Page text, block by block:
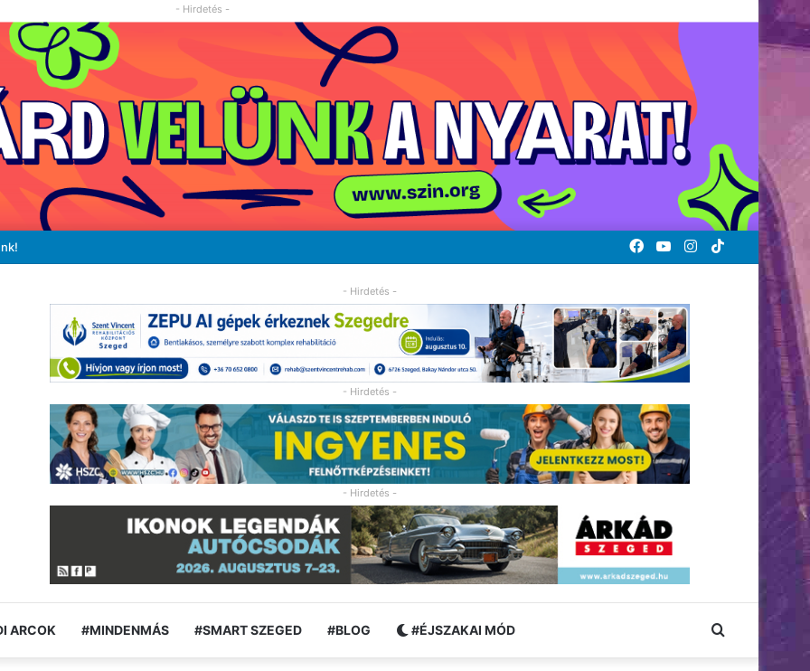
- Hirdetés -
TikTok
Instagram
YouTube
Facebook
- Hirdetés -
- Hirdetés -
- Hirdetés -
ARCOK #MINDENMÁS #SMART SZEGED #BLOG #ÉJSZAKAI MÓD Keresés: